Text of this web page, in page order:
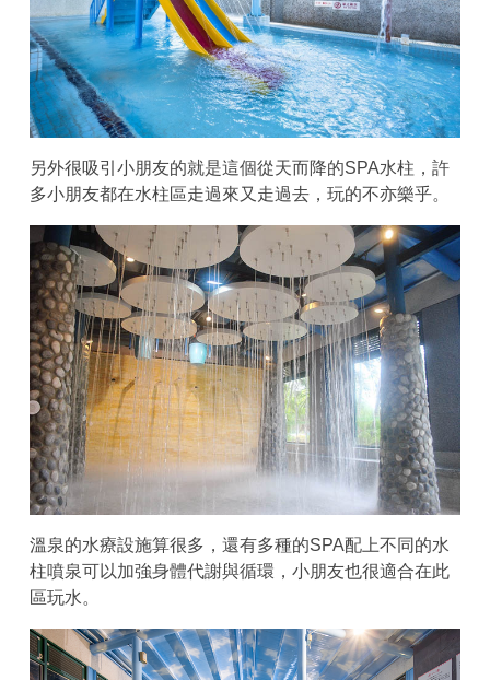
另外很吸引小朋友的就是這個從天而降的SPA水柱，許
多小朋友都在水柱區走過來又走過去，玩的不亦樂乎。
溫泉的水療設施算很多，還有多種的SPA配上不同的水
柱噴泉可以加強身體代謝與循環，小朋友也很適合在此
區玩水。